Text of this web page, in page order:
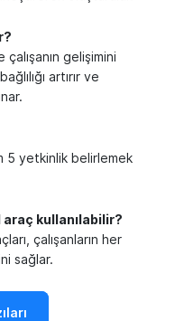
gelişimini
artırır ve
5 yetkinlik belirlemek
kullanılabilir?
çalışanların her
sağlar.